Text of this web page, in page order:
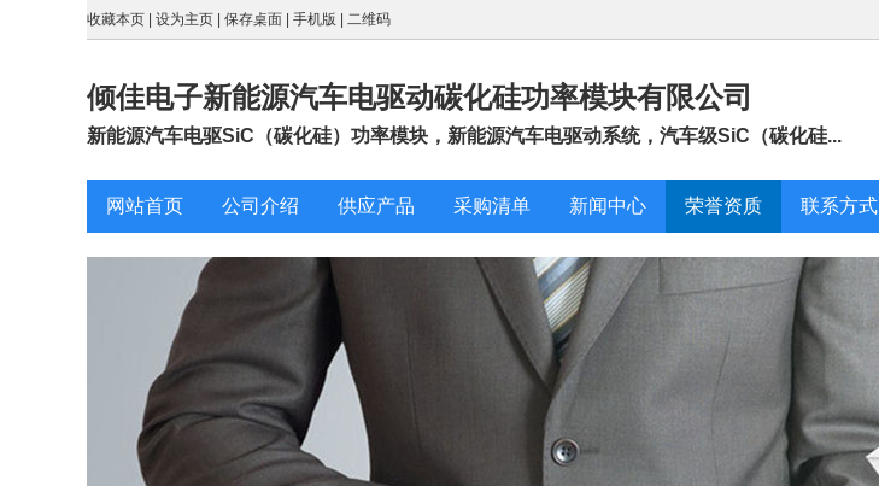
收藏本页 设为主页 保存桌面 手机版 二维码
倾佳电子新能源汽车电驱动碳化硅功率模块有限公司
新能源汽车电驱SiC（碳化硅）功率模块，新能源汽车电驱动系统，汽车级SiC（碳化硅...
网站首页 公司介绍 供应产品 采购清单 新闻中心 荣誉资质 联系方式